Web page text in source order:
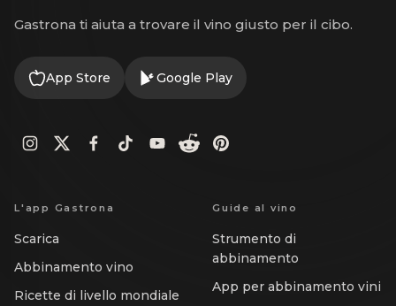
Gastrona ti aiuta a trovare il vino giusto per il cibo.
App Store Google Play
L'app Gastrona
Scarica
Abbinamento vino
Ricette di livello mondiale
Guide al vino
Strumento di
abbinamento
App per abbinamento vini